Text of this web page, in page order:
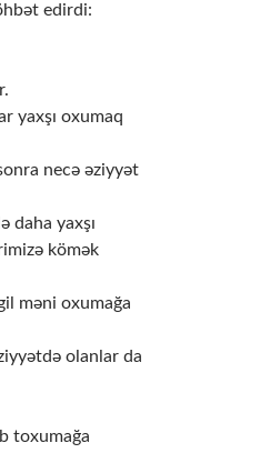
edirdi:
yaxşı oxumaq
necə əziyyət
daha yaxşı
kömək
məni oxumağa
olanlar da
toxumağa